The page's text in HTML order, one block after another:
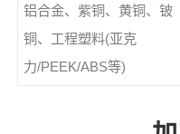
铝合金、紫铜、黄铜、铍
铜、工程塑料(亚克
力/PEEK/ABS等)